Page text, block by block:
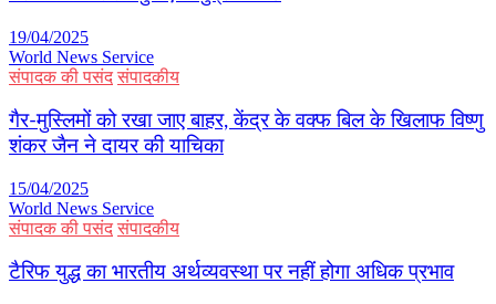
19/04/2025
World News Service
संपादक की पसंद संपादकीय
गैर-मुस्लिमों को रखा जाए बाहर, केंद्र के वक्फ बिल के खिलाफ विष्णु
शंकर जैन ने दायर की याचिका
15/04/2025
World News Service
संपादक की पसंद संपादकीय
टैरिफ युद्ध का भारतीय अर्थव्यवस्था पर नहीं होगा अधिक प्रभाव